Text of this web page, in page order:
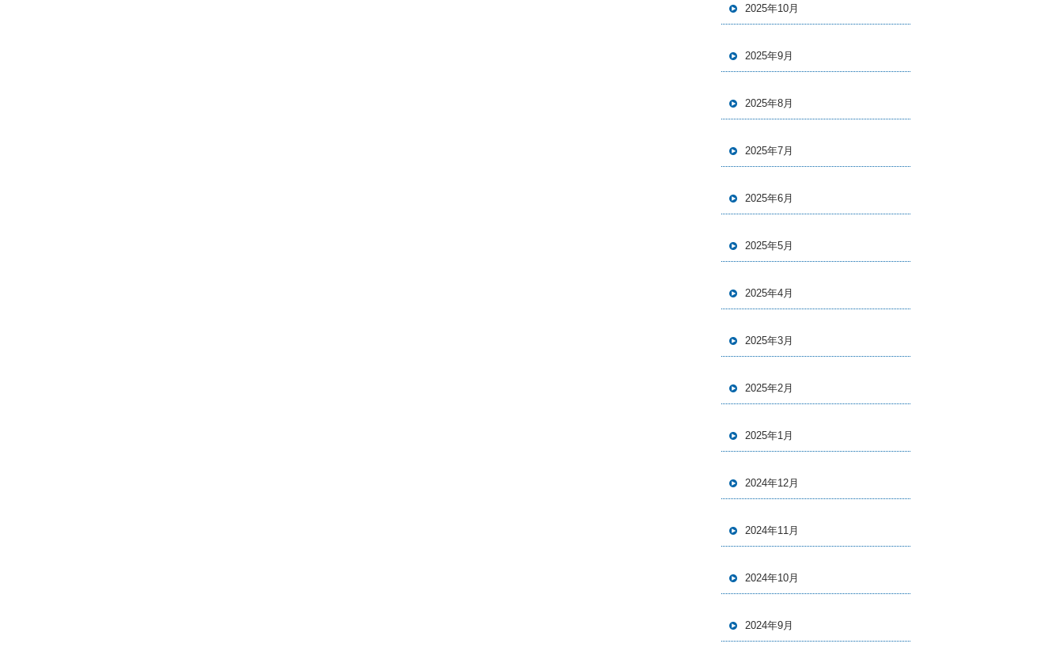
2025年10月
2025年9月
2025年8月
2025年7月
2025年6月
2025年5月
2025年4月
2025年3月
2025年2月
2025年1月
2024年12月
2024年11月
2024年10月
2024年9月